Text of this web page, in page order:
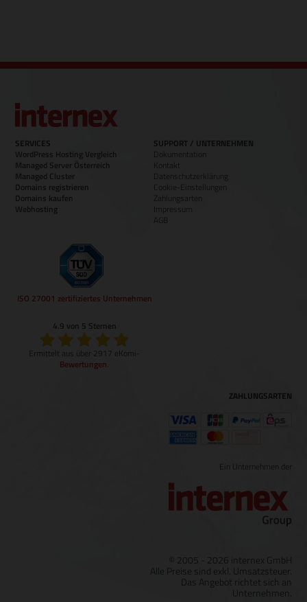
SERVICES
WordPress Hosting Vergleich
Managed Server Österreich
Managed Cluster
Domains registrieren
Domains kaufen
Webhosting
SUPPORT / UNTERNEHMEN
Dokumentation
Kontakt
Datenschutzerklärung
Cookie-Einstellungen
Zahlungsarten
Impressum
AGB
ISO 27001 zertifiziertes Unternehmen
4.9 von 5 Sternen
Ermittelt aus über 2917 eKomi-
Bewertungen
ZAHLUNGSARTEN
Ein Unternehmen der
© 2005 - 2026 internex GmbH
Alle Preise sind exkl. Umsatzsteuer.
Das Angebot richtet sich an
Unternehmen.